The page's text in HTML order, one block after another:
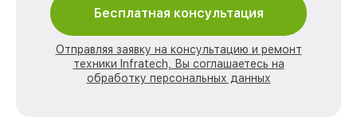
Бесплатная консультация
Отправляя заявку на консультацию и ремонт
техники Infratech, Вы соглашаетесь на
обработку персональных данных